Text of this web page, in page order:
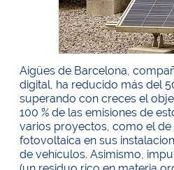
Aigües de Barcelona,
digital, ha reducido más del
superando con creces el
100 % de las emisiones de
varios proyectos, como el
fotovoltaica en sus
de vehículos. Asimismo,